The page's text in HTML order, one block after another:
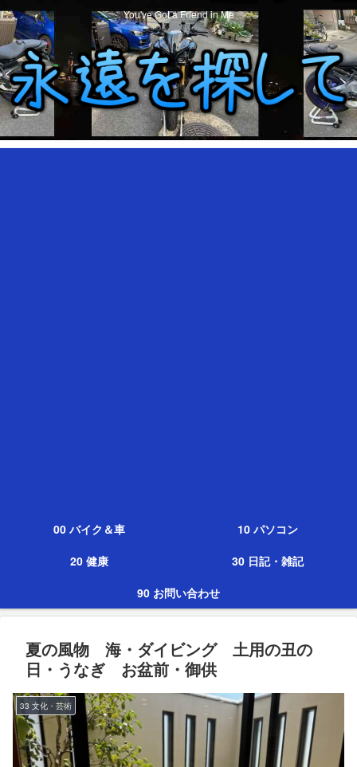
You've Got a Friend in Me
00 バイク＆車
10 パソコン
20 健康
30 日記・雑記
90 お問い合わせ
夏の風物 海・ダイビング 土用の丑の
日・うなぎ お盆前・御供
33 文化・芸術